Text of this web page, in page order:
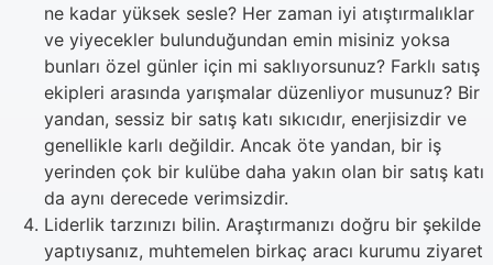
ne kadar yüksek sesle? Her zaman iyi atıştırmalıklar
ve yiyecekler bulunduğundan emin misiniz yoksa
bunları özel günler için mi saklıyorsunuz? Farklı satış
ekipleri arasında yarışmalar düzenliyor musunuz? Bir
yandan, sessiz bir satış katı sıkıcıdır, enerjisizdir ve
genellikle karlı değildir. Ancak öte yandan, bir iş
yerinden çok bir kulübe daha yakın olan bir satış katı
da aynı derecede verimsizdir.
Liderlik tarzınızı bilin. Araştırmanızı doğru bir şekilde
yaptıysanız, muhtemelen birkaç aracı kurumu ziyaret